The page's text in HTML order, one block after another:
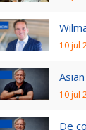
10 jul
10 jul
De